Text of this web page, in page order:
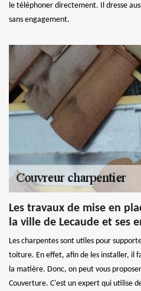
le téléphoner directement. Il dresse
sans engagement.
Les travaux de mise en
la ville de Lecaude et ses
Les charpentes sont utiles pour
toiture. En effet, afin de les installer, il
la matière. Donc, on peut vous
Couverture. C'est un expert qui utilise